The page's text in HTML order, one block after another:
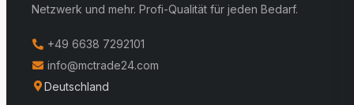
Netzwerk und mehr. Profi-Qualität für jeden Bedarf.
+49 6638 7292101
info@mctrade24.com
Deutschland